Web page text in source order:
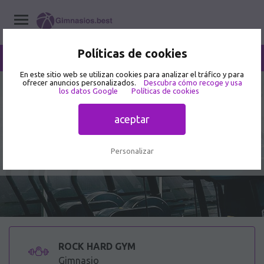
Políticas de cookies
En este sitio web se utilizan cookies para analizar el tráfico y para
ofrecer anuncios personalizados.
Descubra cómo recoge y usa
los datos Google
Políticas de cookies
aceptar
Personalizar
Aguascalientes /Aguascalientes /
36 opiniones de usuarios
ROCK HARD GYM - Gimnasio en Av
de la Convención de 1914 Poniente
ROCK HARD GYM
Gimnasio